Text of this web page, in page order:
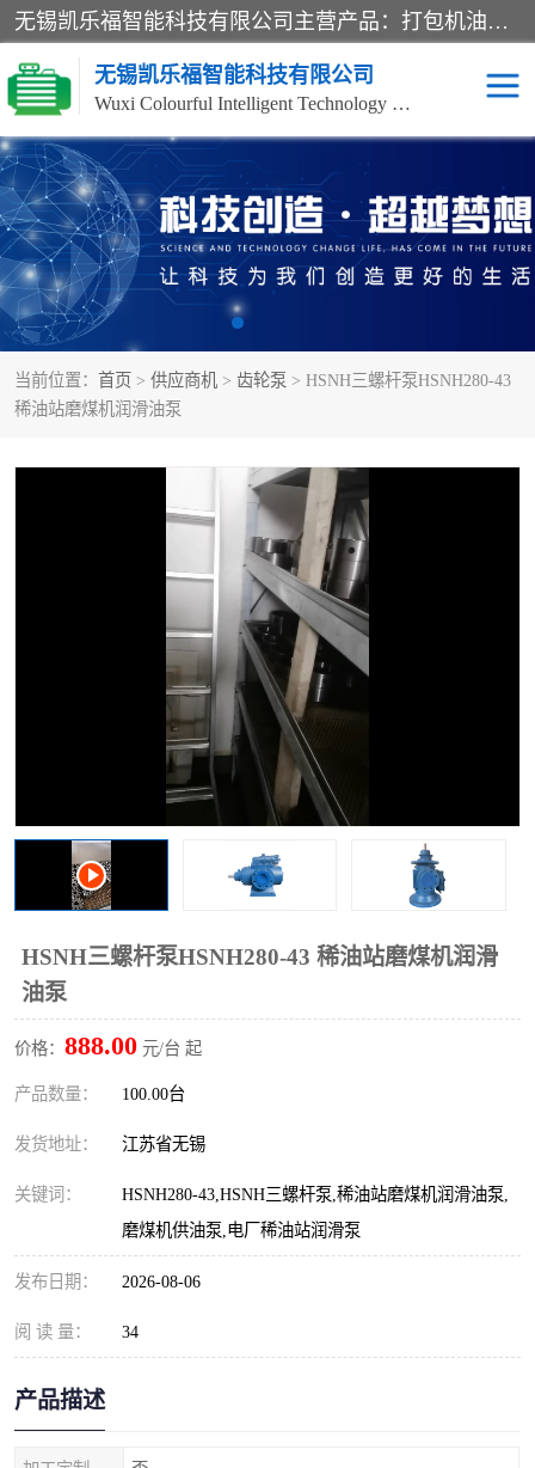
无锡凯乐福智能科技有限公司主营产品：打包机油泵、风冷式油冷却器、液压阀、液压泵、冷却器、过滤器及气动元器件。公司主导生产齿轮泵、齿轮马达、液压阀等产品。共计100多个系列、3000余种规格。覆盖了液压系统的动力元件、控制元件和执行元件，具备较强的成套供货、服务能力。
无锡凯乐福智能科技有限公司
Wuxi Colourful Intelligent Technology Co., Ltd
当前位置： 首页 > 供应商机 > 齿轮泵 > HSNH三螺杆泵HSNH280-43
稀油站磨煤机润滑油泵
HSNH三螺杆泵HSNH280-43 稀油站磨煤机润滑
油泵
价格： 888.00 元/台 起
产品数量： 100.00台
发货地址： 江苏省无锡
关键词：
HSNH280-43,HSNH三螺杆泵,稀油站磨煤机润滑油泵,
磨煤机供油泵,电厂稀油站润滑泵
发布日期： 2026-08-06
阅 读 量： 34
产品描述
齿轮泵 机床冷却泵
风冷式油冷却器 叶片泵
液压马达
柱塞泵 方向阀
电机
列管式油冷却器